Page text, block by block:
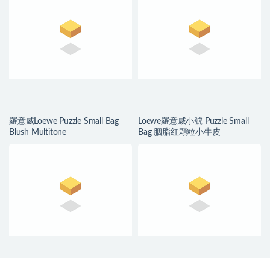
羅意威Loewe Puzzle Small Bag
Blush Multitone
Loewe羅意威小號 Puzzle Small
Bag 胭脂红顆粒小牛皮